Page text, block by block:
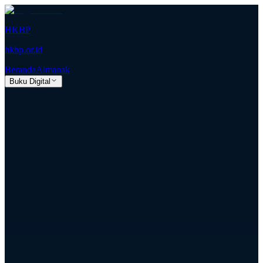
HKBP
hkbp.or.id
BerandaAlmanak
Buku Digital